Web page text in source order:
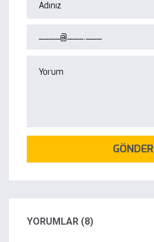
GÖNDER
YORUMLAR (8)